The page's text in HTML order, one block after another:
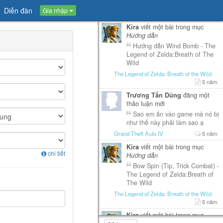
chi tiết
Diễn đàn Gia nhập
Kira viết một bài trong mục
Hướng dẫn
Hướng dẫn Wind Bomb - The
Legend of Zelda:Breath of The
Wild
The Legend of Zelda: Breath of the Wild
5 năm
Trương Tấn Dũng đăng một
thảo luận mới
Sao em ấn vào game mà nó bị
như thế này phải làm sao ạ
Grand Theft Auto IV 5 năm
Kira viết một bài trong mục
Hướng dẫn
Bow Spin (Tip, Trick Combat) -
The Legend of Zelda:Breath of
The Wild
The Legend of Zelda: Breath of the Wild
5 năm
Kiraviết một bài trong mục